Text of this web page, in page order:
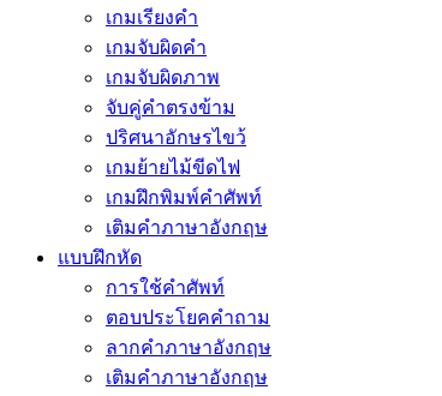
เกมเรียงคำ
เกมจับผิดคำ
เกมจับผิดภาพ
จับคู่คำตรงข้าม
ปริศนาอักษรไขว้
เกมย้ายไม้ขีดไฟ
เกมฝึกพิมพ์คำศัพท์
เติมคำภาษาอังกฤษ
แบบฝึกหัด
การใช้คำศัพท์
ตอบประโยคคำถาม
ลากคำภาษาอังกฤษ
เติมคำภาษาอังกฤษ